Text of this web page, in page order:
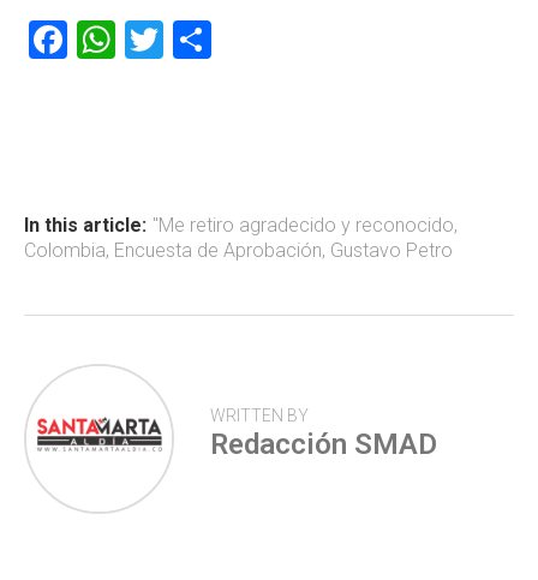
F
ok
W
p
p
T
tir
In this article: "Me retiro agradecido y reconocido,
Colombia, Encuesta de Aprobación, Gustavo Petro
WRITTEN BY
Redacción SMAD